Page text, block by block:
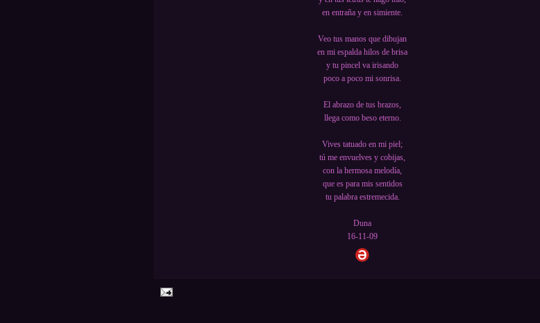
en entraña y en simiente.
Veo tus manos que dibujan
en mi espalda hilos de brisa
y tu pincel va irisando
poco a poco mi sonrisa.
El abrazo de tus brazos,
llega como beso eterno.
Vives tatuado en mi piel;
tú me envuelves y cobijas,
con la hermosa melodía,
que es para mis sentidos
tu palabra estremecida.
Duna
16-11-09